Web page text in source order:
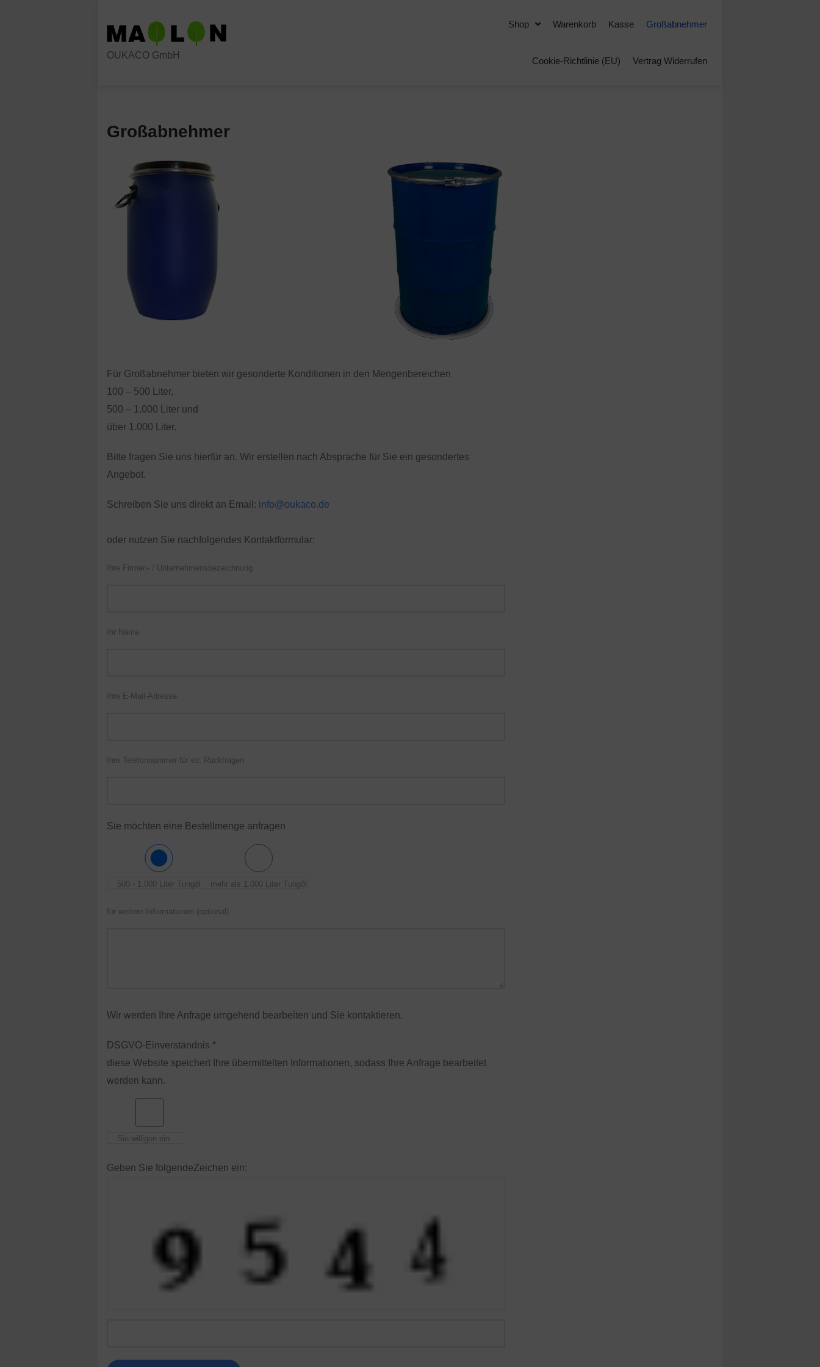
OUKACO GmbH
Shop Warenkorb Kasse Großabnehmer
Cookie-Richtlinie (EU) Vertrag Widerrufen
Großabnehmer
Für Großabnehmer bieten wir gesonderte Konditionen in den Mengenbereichen
100 – 500 Liter,
500 – 1.000 Liter und
über 1.000 Liter.
Bitte fragen Sie uns hierfür an. Wir erstellen nach Absprache für Sie ein gesondertes
Angebot.
Schreiben Sie uns direkt an Email: info@oukaco.de
oder nutzen Sie nachfolgendes Kontaktformular:
Ihre Firmen- / Unternehmensbezeichnung
Ihr Name
Ihre E-Mail-Adresse
Ihre Telefonnummer für ev. Rückfragen
Sie möchten eine Bestellmenge anfragen
500 - 1.000 Liter Tungöl mehr als 1.000 Liter Tungöl
für weitere Informationen (optional)
Wir werden Ihre Anfrage umgehend bearbeiten und Sie kontaktieren.
DSGVO-Einverständnis *
diese Website speichert Ihre übermittelten Informationen, sodass Ihre Anfrage bearbeitet
werden kann.
Sie willigen ein
Geben Sie folgendeZeichen ein: